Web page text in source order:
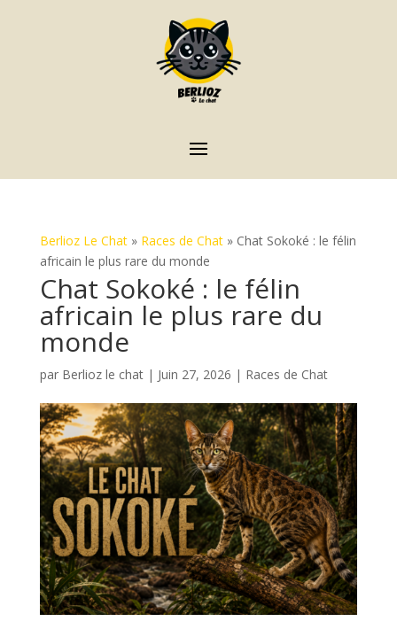
Berlioz Le Chat» Races de Chat» Chat Sokoké : le félin
africain le plus rare du monde
Chat Sokoké : le félin
africain le plus rare du
monde
par Berlioz le chat| Juin 27, 2026 | Races de Chat